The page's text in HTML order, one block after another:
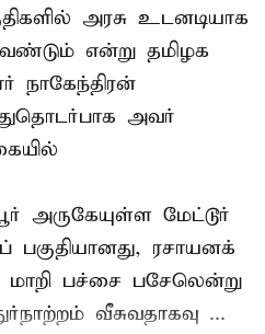
அரசு உடனடியாக
என்று தமிழக
நாகேந்திரன்
அவர்
அருகேயுள்ள மேட்டூர்
ரசாயனக்
மாறி பச்சை பசேலென்று
வீசுவதாகவு ...